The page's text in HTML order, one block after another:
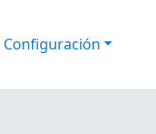
Configuración